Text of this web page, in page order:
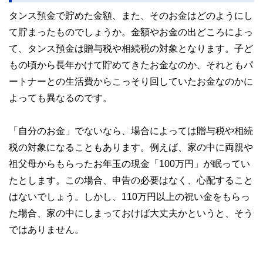
私たちは、快適でより良い生活のアイデアを提供するお金の
タンス預金で貯めた金額、また、そのお金はどのようにし
て貯まったものでしょうか。金額やお金の出どころによっ
て、タンス預金は贈与税や相続税の対象となります。子ど
もの頃から長年かけて貯めてきたお金なのか、それともパ
ートナーとの生活費からこっそり回していたお金なのかに
よっても異なるのです。
「自分のお金」でないなら、場合によっては贈与税や相続
税の対象になることもあります。例えば、家の中に両親や
祖父母からもらったお年玉の現金「100万円」が眠ってい
たとします。この場合、申告の必要はなく、心配すること
はないでしょう。しかし、110万円以上の祝い金をもらっ
た場合、家の中にしまっておけば大丈夫かというと、そう
ではありません。